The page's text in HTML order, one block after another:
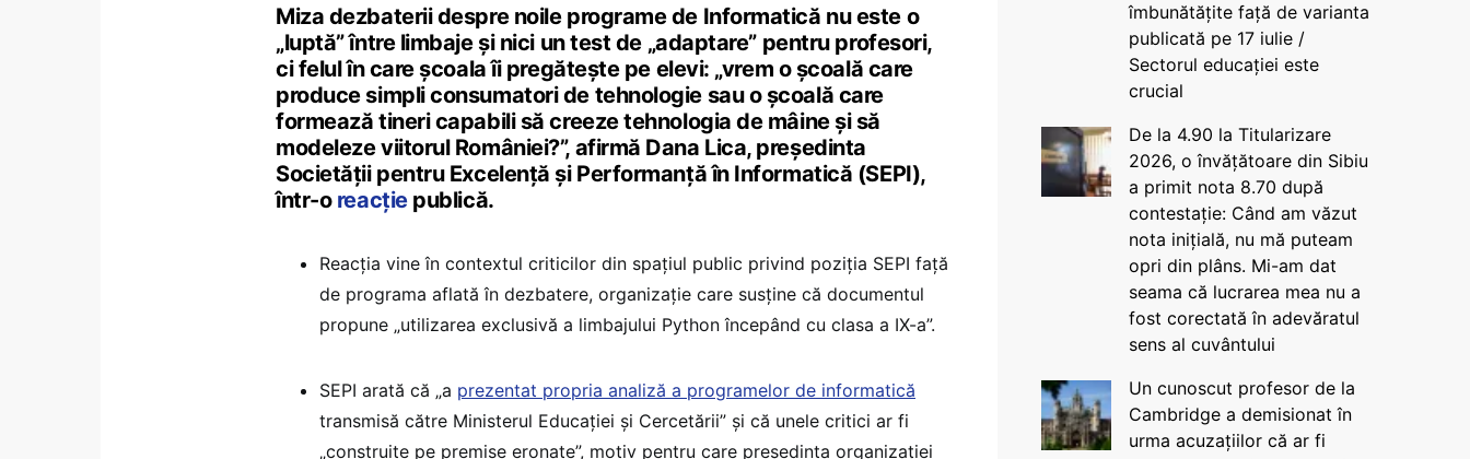
Miza dezbaterii despre noile programe de Informatică nu este o
„luptă” între limbaje și nici un test de „adaptare” pentru profesori,
ci felul în care școala îi pregătește pe elevi: „vrem o școală care
produce simpli consumatori de tehnologie sau o școală care
formează tineri capabili să creeze tehnologia de mâine și să
modeleze viitorul României?”, afirmă Dana Lica, președinta
Societății pentru Excelență și Performanță în Informatică (SEPI),
într-o reacțiepublică.
Reacția vine în contextul criticilor din spațiul public privind poziția SEPI față
de programa aflată în dezbatere, organizație care susține că documentul
propune „utilizarea exclusivă a limbajului Python începând cu clasa a IX-a”.
SEPI arată că „a prezentat propria analiză a programelor de informatică
transmisă către Ministerul Educației și Cercetării” și că unele critici ar fi
„construite pe premise eronate”, motiv pentru care președinta organizației
îmbunătățite față de varianta
publicată pe 17 iulie /
Sectorul educației este
crucial
De la 4.90 la Titularizare
2026, o învățătoare din Sibiu
a primit nota 8.70 după
contestație: Când am văzut
nota inițială, nu mă puteam
opri din plâns. Mi-am dat
seama că lucrarea mea nu a
fost corectată în adevăratul
sens al cuvântului
Un cunoscut profesor de la
Cambridge a demisionat în
urma acuzațiilor că ar fi